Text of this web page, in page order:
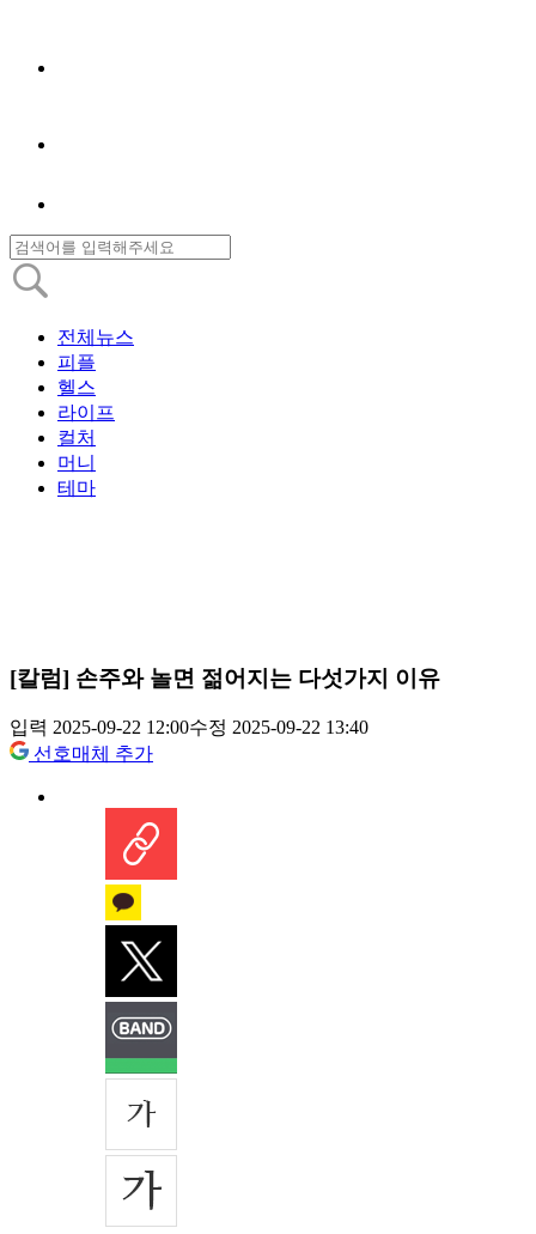
전체뉴스
피플
헬스
라이프
컬처
머니
테마
[칼럼] 손주와 놀면 젊어지는 다섯가지 이유
입력 2025-09-22 12:00수정 2025-09-22 13:40
선호매체 추가